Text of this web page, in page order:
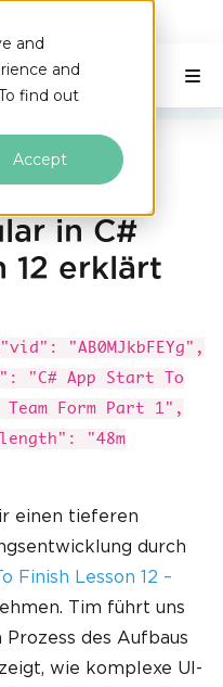
and
and
find out
Accept
Auf dieser Seite
Teil 1
in C#
12 erklärt
"AB0MJkbFEYg",
App Start To
Form Part 1",
"48m
einen tieferen
durch
Finish Lesson 12 –
Tim führt uns
des Aufbaus
wie komplexe UI-